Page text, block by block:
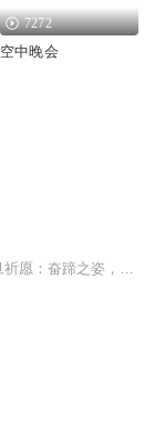
7272
空中晚会